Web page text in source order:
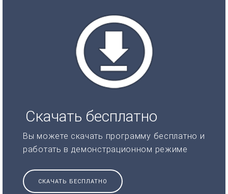
Скачать бесплатно
Вы можете скачать программу бесплатно и
работать в демонстрационном режиме
СКАЧАТЬ БЕСПЛАТНО